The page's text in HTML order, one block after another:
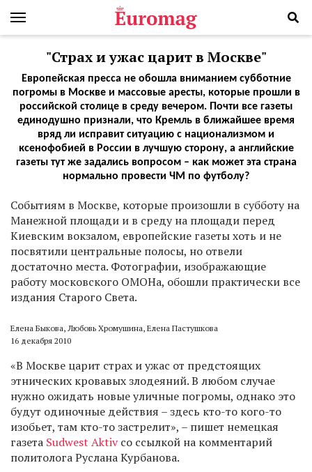
"Страх и ужас царит в Москве"
Европейская пресса не обошла вниманием субботние
погромы в Москве и массовые аресты, которые прошли в
российской столице в среду вечером. Почти все газеты
единодушно признали, что Кремль в ближайшее время
вряд ли исправит ситуацию с национализмом и
ксенофобией в России в лучшую сторону, а английские
газеты тут же задались вопросом – как может эта страна
нормально провести ЧМ по футболу?
Событиям в Москве, которые произошли в субботу на
Манежной площади и в среду на площади перед
Киевским вокзалом, европейские газеты хоть и не
посвятили центральные полосы, но отвели
достаточно места. Фотографии, изображающие
работу московского ОМОНа, обошли практически все
издания Старого Света.
Елена Быкова, Любовь Хромушина, Елена Пастушкова
16 декабря 2010
«В Москве царит страх и ужас от предстоящих
этнических кровавых злодеяний. В любом случае
нужно ожидать новые уличные погромы, однако это
будут одиночные действия – здесь кто-то кого-то
изобьет, там кто-то застрелит», – пишет немецкая
газета Sudwest Aktivсо ссылкой на комментарий
политолога Руслана Курбанова.